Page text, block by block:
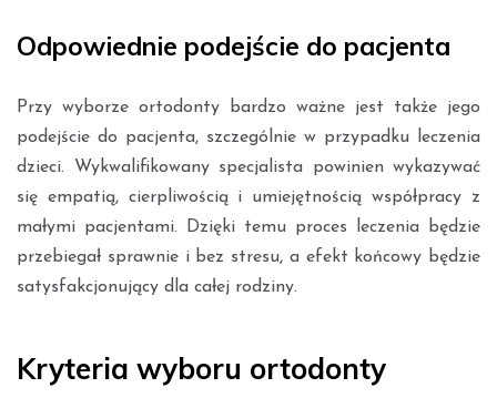
Odpowiednie podejście do pacjenta
Przy wyborze ortodonty bardzo ważne jest także jego
podejście do pacjenta, szczególnie w przypadku leczenia
dzieci. Wykwalifikowany specjalista powinien wykazywać
się empatią, cierpliwością i umiejętnością współpracy z
małymi pacjentami. Dzięki temu proces leczenia będzie
przebiegał sprawnie i bez stresu, a efekt końcowy będzie
satysfakcjonujący dla całej rodziny.
Kryteria wyboru ortodonty